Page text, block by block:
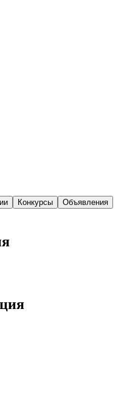
Конкурсы
Объявления